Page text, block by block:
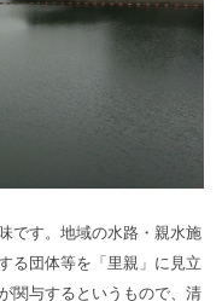
です。地域の水路・親水施
る団体等を「里親」に見立
関与するというもので、清